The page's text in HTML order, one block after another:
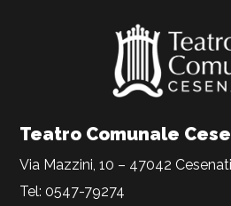
Teatro Comunale
Via Mazzini, 10 – 47042
Tel: 0547-79274